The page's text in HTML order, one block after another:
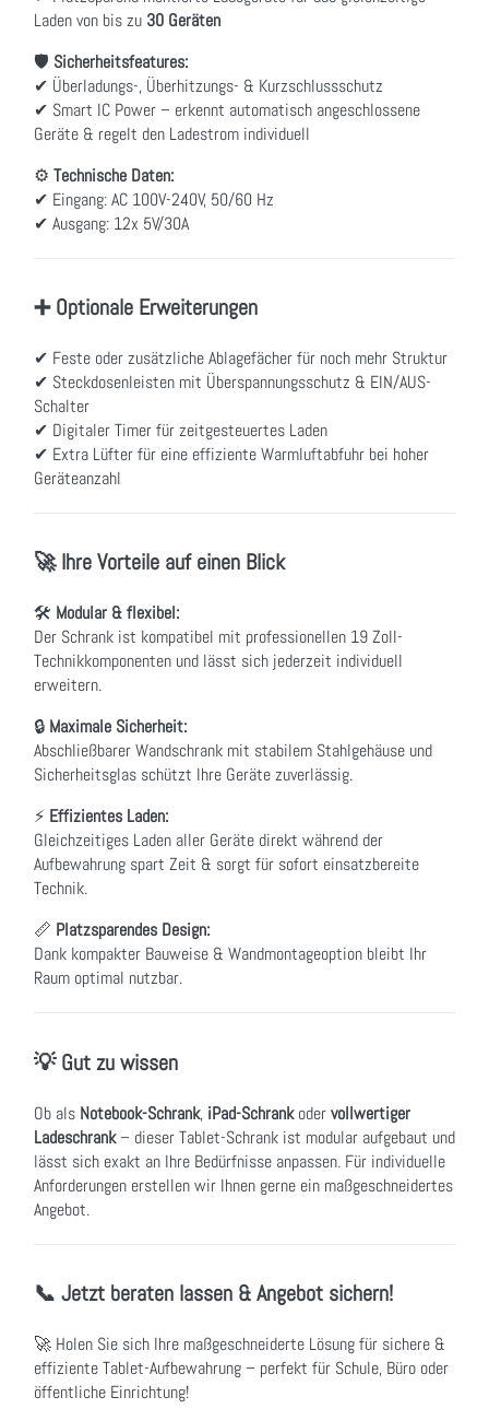
Laden von bis zu 30 Geräten
🛡 Sicherheitsfeatures:
✔ Überladungs-, Überhitzungs- & Kurzschlussschutz
✔ Smart IC Power – erkennt automatisch angeschlossene
Geräte & regelt den Ladestrom individuell
⚙ Technische Daten:
✔ Eingang: AC 100V-240V, 50/60 Hz
✔ Ausgang: 12x 5V/30A
➕ Optionale Erweiterungen
✔ Feste oder zusätzliche Ablagefächer für noch mehr Struktur
✔ Steckdosenleisten mit Überspannungsschutz & EIN/AUS-
Schalter
✔ Digitaler Timer für zeitgesteuertes Laden
✔ Extra Lüfter für eine effiziente Warmluftabfuhr bei hoher
Geräteanzahl
🚀 Ihre Vorteile auf einen Blick
🛠 Modular & flexibel:
Der Schrank ist kompatibel mit professionellen 19 Zoll-
Technikkomponenten und lässt sich jederzeit individuell
erweitern.
🔒 Maximale Sicherheit:
Abschließbarer Wandschrank mit stabilem Stahlgehäuse und
Sicherheitsglas schützt Ihre Geräte zuverlässig.
⚡ Effizientes Laden:
Gleichzeitiges Laden aller Geräte direkt während der
Aufbewahrung spart Zeit & sorgt für sofort einsatzbereite
Technik.
📏 Platzsparendes Design:
Dank kompakter Bauweise & Wandmontageoption bleibt Ihr
Raum optimal nutzbar.
💡 Gut zu wissen
Ob als Notebook-Schrank, iPad-Schrankodervollwertiger
Ladeschrank– dieser Tablet-Schrank ist modular aufgebaut und
lässt sich exakt an Ihre Bedürfnisse anpassen. Für individuelle
Anforderungen erstellen wir Ihnen gerne ein maßgeschneidertes
Angebot.
📞 Jetzt beraten lassen & Angebot sichern!
🚀 Holen Sie sich Ihre maßgeschneiderte Lösung für sichere &
effiziente Tablet-Aufbewahrung – perfekt für Schule, Büro oder
öffentliche Einrichtung!